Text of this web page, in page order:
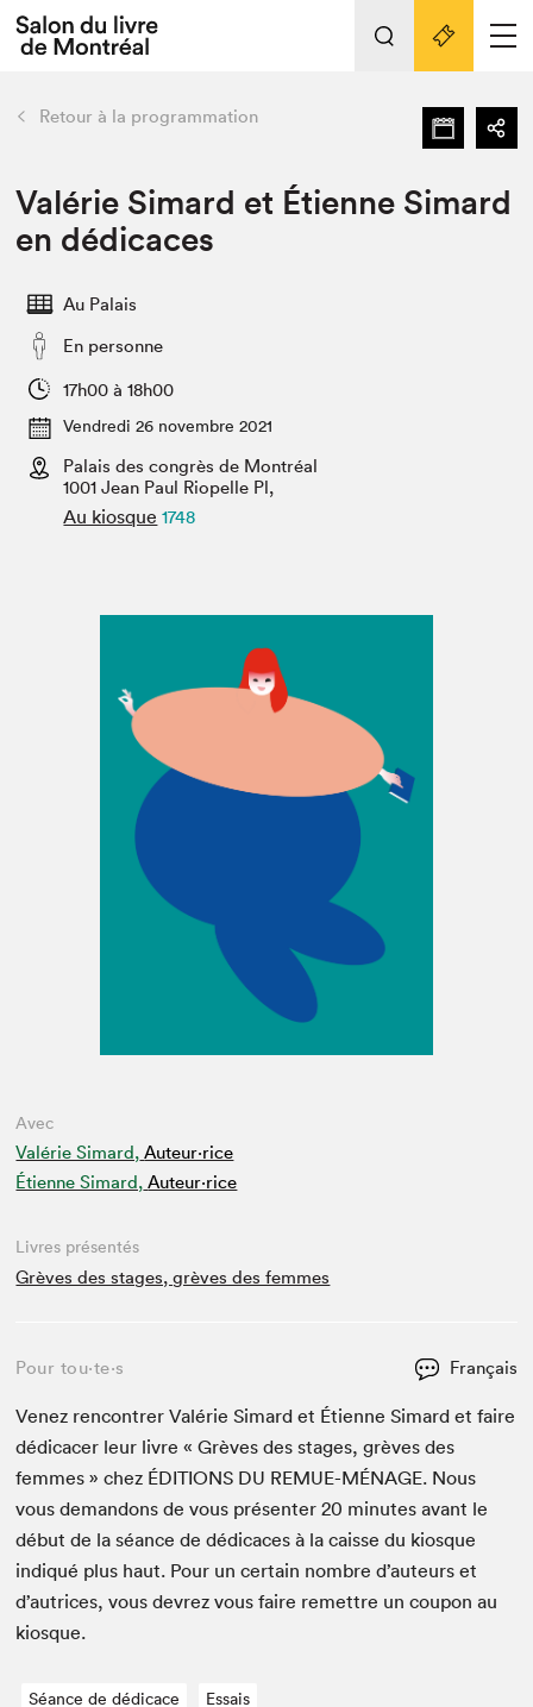
Espace médias
Espace exposant⋅e⋅s
Tout sur l'édition 2022
Actualités
Club de lecture Braindate
retour Nos activités
Édition 2022
Planifier sa visite
Nous connaître
Projets partenaires 2022
Archives
Liens pratiques
Retour à la programmation
Valérie Simard et Étienne Simard
en dédicaces
Au Palais
En personne
17h00 à 18h00
Vendredi 26 novembre 2021
Palais des congrès de Montréal
1001 Jean Paul Riopelle Pl,
Au kiosque 1748
Avec
Valérie Simard, Auteur·rice
Étienne Simard, Auteur·rice
Livres présentés
Grèves des stages, grèves des femmes
Pour tou⋅te⋅s Français
Venez ren­con­tr­er Valérie Simard et Éti­enne Simard et faire
dédi­cac­er leur livre « Grèves des stages, grèves des
femmes » chez ÉDI­TIONS DU REMUE-MÉNAGE. Nous
vous deman­dons de vous présen­ter20 min­utes avant le
début de la séance de dédi­caces à la caisse du kiosque
indiqué plus haut. Pour un cer­tain nom­bre d’auteurs et
d’autrices, vous devrez vous faire remet­tre un coupon au
kiosque.
Séance de dédicace Essais